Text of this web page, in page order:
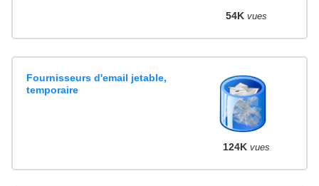
54K vues
Fournisseurs d'email jetable,
temporaire
124K vues